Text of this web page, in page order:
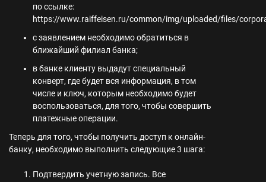
по ссылке:
https://www.raiffeisen.ru/common/img/uploaded/files/
с заявлением необходимо обратиться в
ближайший филиал банка;
в банке клиенту выдадут специальный
конверт, где будет вся информация, в том
числе и ключ, которым необходимо будет
воспользоваться, для того, чтобы совершить
платежные операции.
Теперь для того, чтобы получить доступ к онлайн-
банку, необходимо выполнить следующие 3 шага:
Подтвердить учетную запись. Все